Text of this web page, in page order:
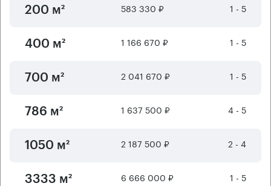
200 м² 583 330 ₽ 1 - 5
400 м² 1 166 670 ₽ 1 - 5
700 м² 2 041 670 ₽ 1 - 5
786 м² 1 637 500 ₽ 4 - 5
1050 м² 2 187 500 ₽ 2 - 4
3333 м² 6 666 000 ₽ 1 - 5